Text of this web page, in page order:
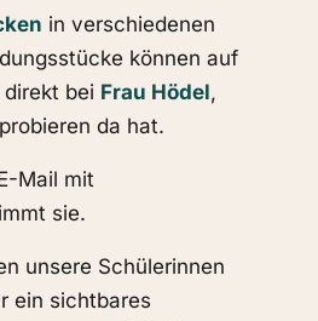
in verschiedenen
können auf
bei Frau Hödel,
da hat.
Mail mit
sie.
unsere Schülerinnen
ein sichtbares